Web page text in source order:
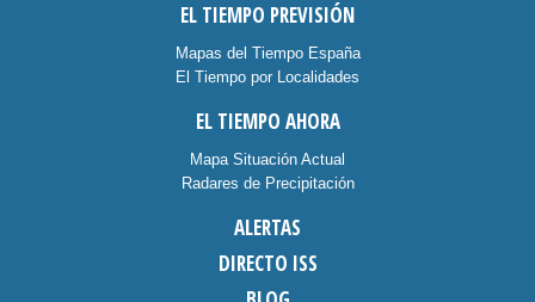
EL TIEMPO PREVISIÓN
Mapas del Tiempo España
El Tiempo por Localidades
EL TIEMPO AHORA
Mapa Situación Actual
Radares de Precipitación
ALERTAS
DIRECTO ISS